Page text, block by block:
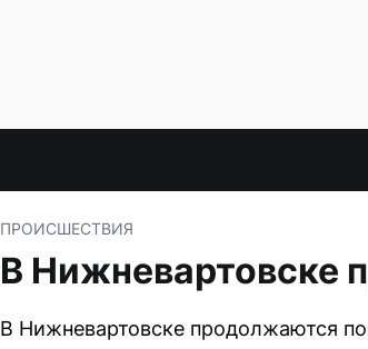
ПРОИСШЕСТВИЯ
В Нижневартовске
В Нижневартовске продолжаются